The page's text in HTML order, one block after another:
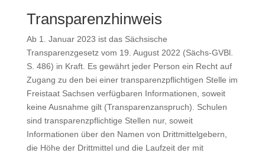
Transparenzhinweis
Ab 1. Januar 2023 ist das Sächsische
Transparenzgesetz vom 19. August 2022 (Sächs-GVBl.
S. 486) in Kraft. Es gewährt jeder Person ein Recht auf
Zugang zu den bei einer transparenzpflichtigen Stelle im
Freistaat Sachsen verfügbaren Informationen, soweit
keine Ausnahme gilt (Transparenzanspruch). Schulen
sind transparenzpflichtige Stellen nur, soweit
Informationen über den Namen von Drittmittelgebern,
die Höhe der Drittmittel und die Laufzeit der mit